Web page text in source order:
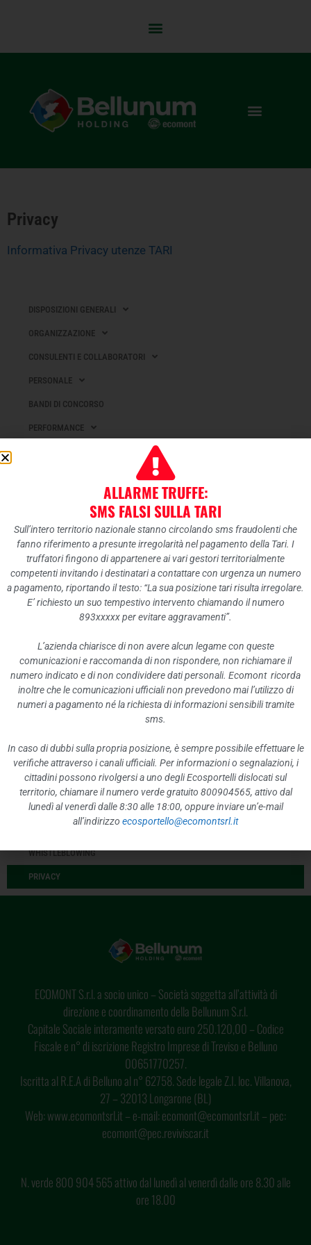
Privacy
Informativa Privacy utenze TARI
DISPOSIZIONI GENERALI
ORGANIZZAZIONE
CONSULENTI E COLLABORATORI
PERSONALE
BANDI DI CONCORSO
PERFORMANCE
BANDI DI GARA E CONTRATTI
SOVVENZIONI, CONTRIBUTI, SUSSIDI, VANTAGGI ECONOMICI
BILANCI
BENI IMMOBILI E GESTIONE PATRIMONIO
CONTROLLI E RILIEVI SULL’AMMINISTRAZIONE
SERVIZI EROGATI
PAGAMENTI DELL’AMMINISTRAZIONE
OPERE PUBBLICHE
INFORMAZIONI AMBIENTALI
STRUTTURE SANITARIE PRIVATE ACCREDITATE
INTERVENTI STRAORDINARI E DI EMERGENZA
WHISTLEBLOWING
PRIVACY
ECOMONT S.r.l. a socio unico – Società soggetta all’attività di
direzione e coordinamento della Bellunum S.r.l.
Capitale Sociale interamente versato euro 250.120,00 – Codice
Fiscale e n° di iscrizione Registro Imprese di Treviso e Belluno
00651770257.
Iscritta al R.E.A di Belluno al n° 62758. Sede legale Z.I. loc. Villanova,
27 – 32013 Longarone (BL)
Web: www.ecomontsrl.it – e-mail: ecomont@ecomontsrl.it – pec:
ecomont@pec.reviviscar.it
N. verde 800 904 565 attivo dal lunedì al venerdì dalle ore 8.30 alle
ore 18.00
ALLARME TRUFFE:
SMS FALSI SULLA TARI
Sull’intero territorio nazionale stanno circolando sms fraudolenti che
fanno riferimento a presunte irregolarità nel pagamento della Tari. I
truffatori fingono di appartenere ai vari gestori territorialmente
competenti invitando i destinatari a contattare con urgenza un numero
a pagamento, riportando il testo: “La sua posizione tari risulta irregolare.
E’ richiesto un suo tempestivo intervento chiamando il numero
893xxxxx per evitare aggravamenti”.
L’azienda chiarisce di non avere alcun legame con queste
comunicazioni e raccomanda di non rispondere, non richiamare il
numero indicato e di non condividere dati personali. Ecomont ricorda
inoltre che le comunicazioni ufficiali non prevedono mai l’utilizzo di
numeri a pagamento né la richiesta di informazioni sensibili tramite
sms.
In caso di dubbi sulla propria posizione, è sempre possibile effettuare le
verifiche attraverso i canali ufficiali. Per informazioni o segnalazioni, i
cittadini possono rivolgersi a uno degli Ecosportelli dislocati sul
territorio, chiamare il numero verde gratuito 800904565, attivo dal
lunedì al venerdì dalle 8:30 alle 18:00, oppure inviare un’e-mail
all’indirizzo ecosportello@ecomontsrl.it